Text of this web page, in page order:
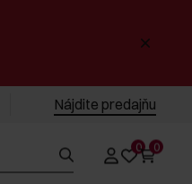
Nájdite predajňu
0 0